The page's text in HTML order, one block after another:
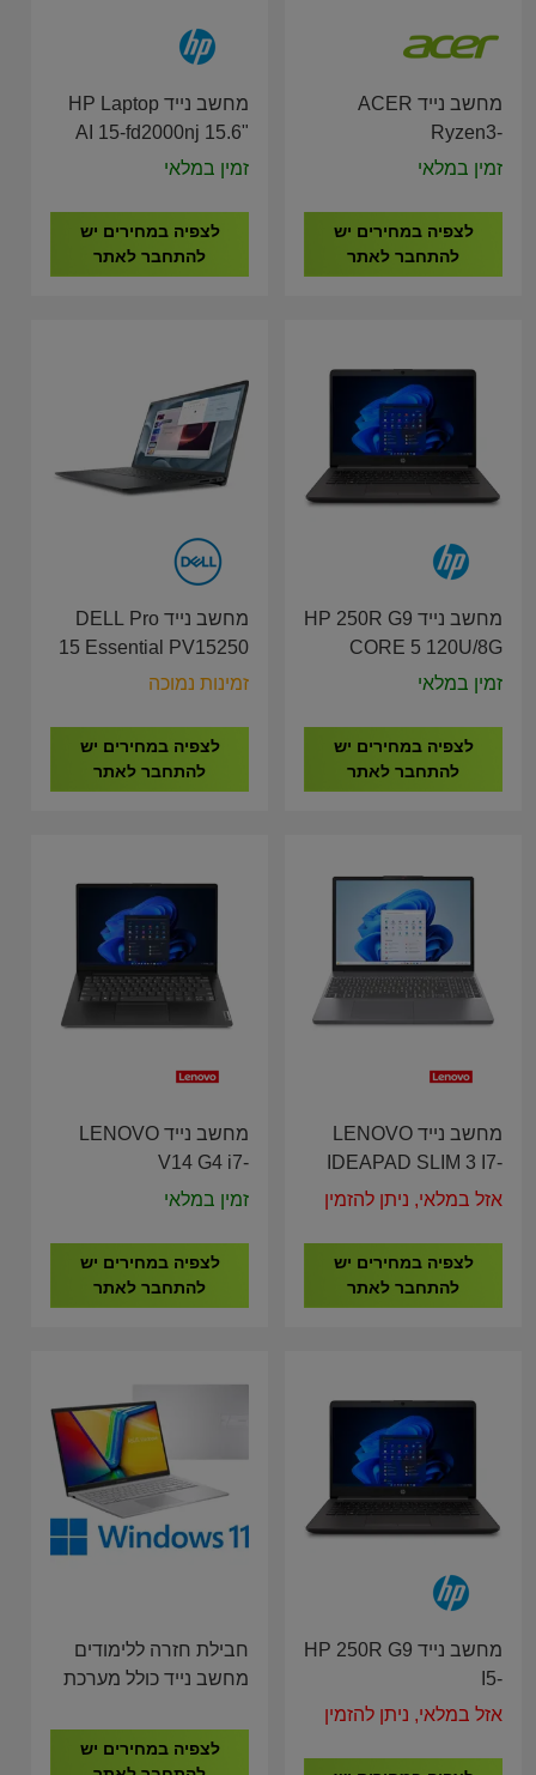
מחשב נייד ACER
Ryzen3-
5400U/8G/512G/15.6"
זמין במלאי
לצפיה במחירים יש
להתחבר לאתר
מחשב נייד HP Laptop
AI 15-fd2000nj 15.6"
Ultra 5-225U/16GB
D16BREA
זמין במלאי
לצפיה במחירים יש
להתחבר לאתר
מחשב נייד HP 250R G9
CORE 5 120U/8G
DDR 4 /512G/15.6"/3Y
זמין במלאי
לצפיה במחירים יש
להתחבר לאתר
מחשב נייד DELL Pro
15 Essential PV15250
I5-
LT-RD33-16482
זמינות נמוכה
לצפיה במחירים יש
להתחבר לאתר
מחשב נייד LENOVO
IDEAPAD SLIM 3 I7-
13620/24G/1T/15.3"
אזל במלאי, ניתן להזמין
לצפיה במחירים יש
להתחבר לאתר
מחשב נייד LENOVO
V14 G4 i7-
13620H/16G/512G/14"
זמין במלאי
לצפיה במחירים יש
להתחבר לאתר
מחשב נייד HP 250R G9
I5-
1334U/8G/512G/15.6"/3Y
אזל במלאי, ניתן להזמין
חבילת חזרה ללימודים
מחשב נייד כולל מערכת
תיק לנייד אנטי וירוס
לצפיה במחירים יש